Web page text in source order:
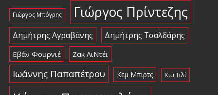
Γιώργος Μπόγρης Γιώργος Πρίντεζης
Δημήτρης Αγραβάνης Δημήτρης Τσαλδάρης
Εβάν Φουρνιέ Ζακ ΛιΝτέι
Ιωάννης Παπαπέτρου Κεμ Μπιρτς Κιμ Τιλί